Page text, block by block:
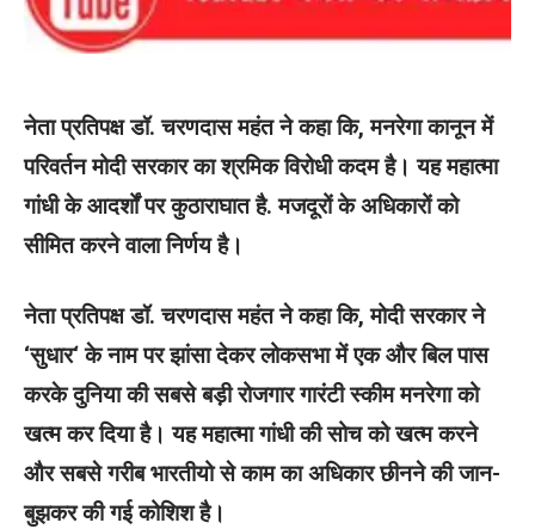
नेता प्रतिपक्ष डॉ. चरणदास महंत ने कहा कि, मनरेगा कानून में
परिवर्तन मोदी सरकार का श्रमिक विरोधी कदम है। यह महात्मा
गांधी के आदर्शों पर कुठाराघात है. मजदूरों के अधिकारों को
सीमित करने वाला निर्णय है।
नेता प्रतिपक्ष डॉ. चरणदास महंत ने कहा कि, मोदी सरकार ने
‘सुधार‘ के नाम पर झांसा देकर लोकसभा में एक और बिल पास
करके दुनिया की सबसे बड़ी रोजगार गारंटी स्कीम मनरेगा को
खत्म कर दिया है। यह महात्मा गांधी की सोच को खत्म करने
और सबसे गरीब भारतीयो से काम का अधिकार छीनने की जान-
बुझकर की गई कोशिश है।